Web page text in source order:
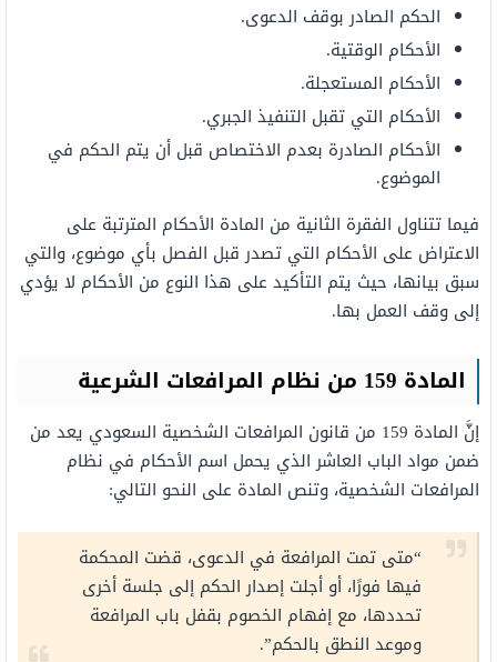
الحكم الصادر بوقف الدعوى.
الأحكام الوقتية.
الأحكام المستعجلة.
الأحكام التي تقبل التنفيذ الجبري.
الأحكام الصادرة بعدم الاختصاص قبل أن يتم الحكم في
الموضوع.
فيما تتناول الفقرة الثانية من المادة الأحكام المترتبة على
الاعتراض على الأحكام التي تصدر قبل الفصل بأي موضوع، والتي
سبق بيانها، حيث يتم التأكيد على هذا النوع من الأحكام لا يؤدي
إلى وقف العمل بها.
المادة 159 من نظام المرافعات الشرعية
إنَّ المادة 159 من قانون المرافعات الشخصية السعودي يعد من
ضمن مواد الباب العاشر الذي يحمل اسم الأحكام في نظام
المرافعات الشخصية، وتنص المادة على النحو التالي:
“متى تمت المرافعة في الدعوى، قضت المحكمة
فيها فورًا، أو أجلت إصدار الحكم إلى جلسة أخرى
تحددها، مع إفهام الخصوم بقفل باب المرافعة
وموعد النطق بالحكم”.